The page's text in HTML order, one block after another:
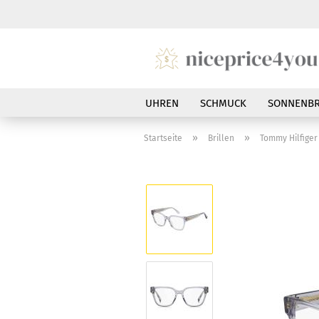
UHREN SCHMUCK
Startseite » Brillen » Tommy Hilfiger